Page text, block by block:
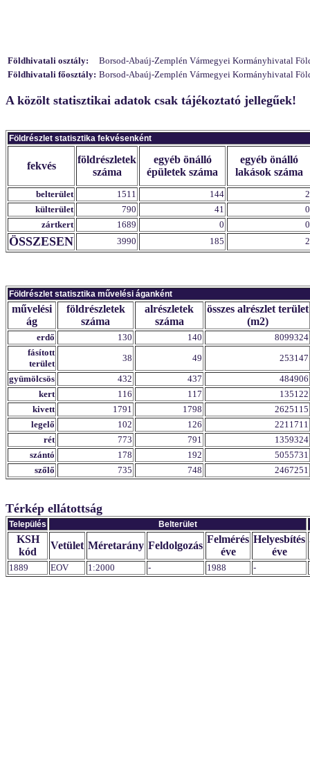
Földhivatali osztály:
Borsod-Abaúj-Zemplén Vármegyei Kormányhivatal
Földhivatali főosztály: Borsod-Abaúj-Zemplén Vármegyei Kormányhivatal
A közölt statisztikai adatok csak tájékoztató jellegűek!
Földrészlet statisztika fekvésenként
fekvés
földrészletek
száma
egyéb önálló
épületek száma
egyéb önálló
lakások száma
belterület 1511 144
2
külterület
790 41
0
zártkert
1689 0 0
ÖSSZESEN 3990 185 2
Földrészlet statisztika művelési áganként
művelési
ág
földrészletek
száma
alrészletek
száma
összes alrészlet terület
(m2)
erdő 130 140
8099324
fásított
terület
38 49
253147
gyümölcsös
432 437
484906
kert
116 117
135122
kivett
1791 1798
2625115
legelő
102 126
2211711
rét
773 791
1359324
szántó
178 192
5055731
szőlő
735 748 2467251
Térkép ellátottság
Település Belterület
KSH
kód
Vetület Méretarány Feldolgozás
Felmérés
éve
Helyesbítés
éve
1889 EOV 1:2000 - 1988 -